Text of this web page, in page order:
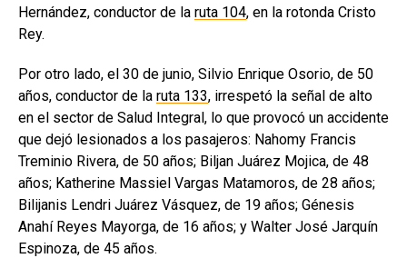
Hernández, conductor de la ruta 104, en la rotonda Cristo
Rey.
Por otro lado, el 30 de junio, Silvio Enrique Osorio, de 50
años, conductor de la ruta 133, irrespetó la señal de alto
en el sector de Salud Integral, lo que provocó un accidente
que dejó lesionados a los pasajeros: Nahomy Francis
Treminio Rivera, de 50 años; Biljan Juárez Mojica, de 48
años; Katherine Massiel Vargas Matamoros, de 28 años;
Bilijanis Lendri Juárez Vásquez, de 19 años; Génesis
Anahí Reyes Mayorga, de 16 años; y Walter José Jarquín
Espinoza, de 45 años.